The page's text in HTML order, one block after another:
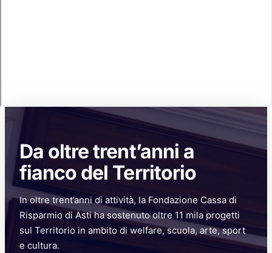
Da oltre trent’anni a
fianco del Territorio
In oltre trent’anni di attività, la Fondazione Cassa di
Risparmio di Asti ha sostenuto oltre 11 mila progetti
sul Territorio in ambito di welfare, scuola, arte, sport
e cultura.